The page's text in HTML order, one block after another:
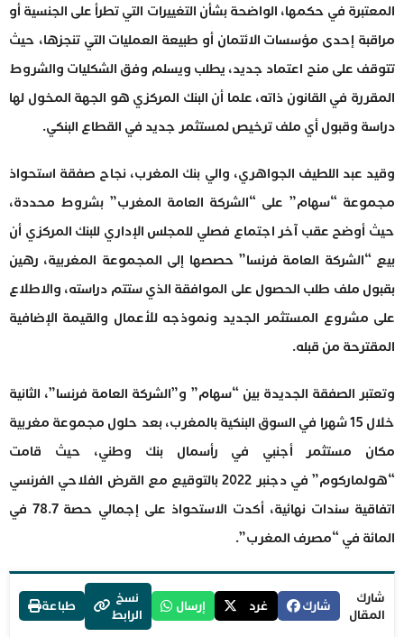
المعتبرة في حكمها، الواضحة بشأن التغييرات التي تطرأ على الجنسية أو
مراقبة إحدى مؤسسات الائتمان أو طبيعة العمليات التي تنجزها، حيث
تتوقف على منح اعتماد جديد، يطلب ويسلم وفق الشكليات والشروط
المقررة في القانون ذاته، علما أن البنك المركزي هو الجهة المخول لها
دراسة وقبول أي ملف ترخيص لمستثمر جديد في القطاع البنكي.
وقيد عبد اللطيف الجواهري، والي بنك المغرب، نجاح صفقة استحواذ
مجموعة “سهام” على “الشركة العامة المغرب” بشروط محددة،
حيث أوضح عقب آخر اجتماع فصلي للمجلس الإداري للبنك المركزي أن
بيع “الشركة العامة فرنسا” حصصها إلى المجموعة المغربية، رهين
بقبول ملف طلب الحصول على الموافقة الذي ستتم دراسته، والاطلاع
على مشروع المستثمر الجديد ونموذجه للأعمال والقيمة الإضافية
المقترحة من قبله.
وتعتبر الصفقة الجديدة بين “سهام” و”الشركة العامة فرنسا”، الثانية
خلال 15 شهرا في السوق البنكية بالمغرب، بعد حلول مجموعة مغربية
مكان مستثمر أجنبي في رأسمال بنك وطني، حيث قامت
“هولماركوم” في دجنبر 2022 بالتوقيع مع القرض الفلاحي الفرنسي
اتفاقية سندات نهائية، أكدت الاستحواذ على إجمالي حصة 78.7 في
المائة في “مصرف المغرب”.
شارك
المقال
شارك غرد إرسال
نسخ
الرابط
طباعة